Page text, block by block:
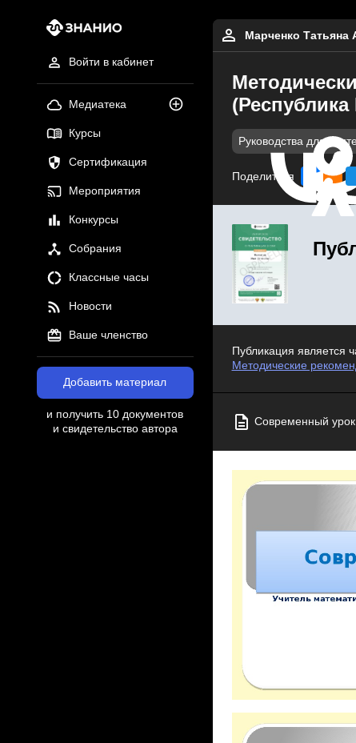
Войти в кабинет
Медиатека
Курсы
Сертификация
Мероприятия
Конкурсы
Собрания
Классные часы
Новости
Ваше членство
Добавить материал
и получить 10 документов
и свидетельство автора
Марченко Татьяна
Руководства для
Поделиться
Публикация является
Методические
Современный